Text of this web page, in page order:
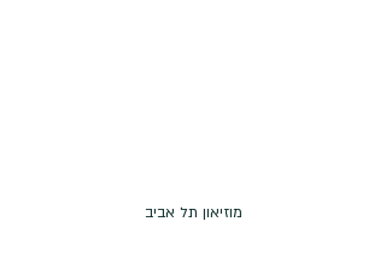
מוזיאון תל אביב